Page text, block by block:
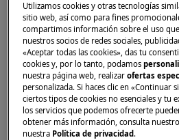
¡ADVERTENCIA!RIESGO DE
Utilizamos cookies y otras tecnologías
sitio web, así como para fines
compartimos información sobre el uso
nuestros socios de redes sociales,
«Aceptar todas las cookies», das tu
cookies y, por lo tanto, podamos
nuestra página web, realizarofertas
personalizada. Si haces clic en «Continuar
ciertos tipos de cookies no esenciales y tu
los servicios que podemos ofrecerte
obtener más información, consulta
nuestra Política de privacidad.